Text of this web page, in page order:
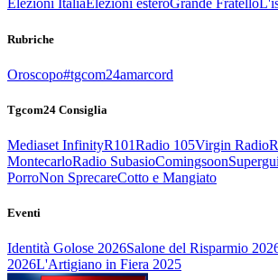
Elezioni ItaliaElezioni esteroGrande Fratello
Rubriche
Oroscopo#tgcom24amarcord
Tgcom24 Consiglia
Mediaset InfinityR101Radio 105Virgin Radio
MontecarloRadio SubasioComingsoon
PorroNon SprecareCotto e Mangiato
Eventi
Identità Golose 2026Salone del Risparmio
2026L'Artigiano in Fiera 2025